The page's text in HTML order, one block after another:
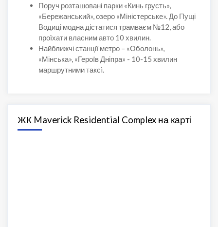
Поруч розташовані парки «Кинь грусть»,
«Бережанський», озеро «Міністерське». До Пущі
Водиці модна дістатися трамваєм №12, або
проїхати власним авто 10 хвилин.
Найближчі станції метро – «Оболонь»,
«Мінська», «Героїв Дніпра» - 10-15 хвилин
маршрутними таксi.
ЖК Maverick Residential Complex на карті